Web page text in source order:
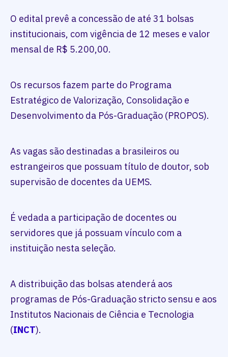
O edital prevê a concessão de até 31 bolsas
institucionais, com vigência de 12 meses e valor
mensal de R$ 5.200,00.
Os recursos fazem parte do Programa
Estratégico de Valorização, Consolidação e
Desenvolvimento da Pós-Graduação (PROPOS).
As vagas são destinadas a brasileiros ou
estrangeiros que possuam título de doutor, sob
supervisão de docentes da UEMS.
É vedada a participação de docentes ou
servidores que já possuam vínculo com a
instituição nesta seleção.
A distribuição das bolsas atenderá aos
programas de Pós-Graduação stricto sensu e aos
Institutos Nacionais de Ciência e Tecnologia
(INCT).